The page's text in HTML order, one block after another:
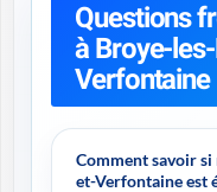
Questions
à Broye-
Verfontaine
Comment savoir si
et-Verfontaine est